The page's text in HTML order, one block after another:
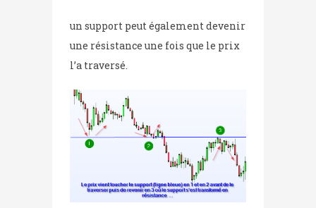
un support peut également devenir
une résistance une fois que le prix
l’a traversé.